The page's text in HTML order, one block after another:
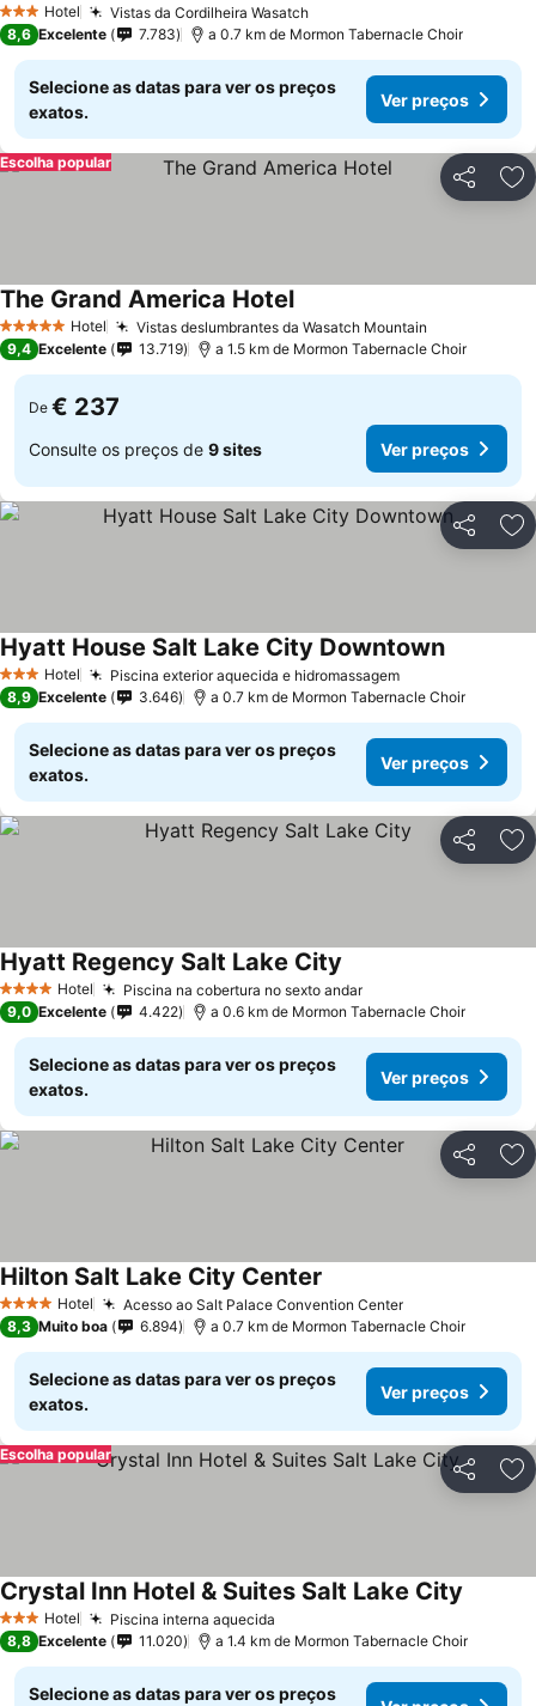
3 EstrelasHotel Vistas da Cordilheira Wasatch
8,6 Excelente 7.783 a 0.7 km de Mormon Tabernacle Choir
Selecione as datas para ver os preços
exatos.
Ver preços
Partilhar
Escolha popular
5 Estrelas Hotel Vistas deslumbrantes da Wasatch Mountain
The Grand America Hotel
9,4 Excelente 13.719 a 1.5 km de Mormon Tabernacle Choir
De € 237
Consulte os preços de 9 sites Ver preços
Partilhar
3 EstrelasHotel Piscina exterior aquecida e hidromassagem
Hyatt House Salt Lake City Downtown
8,9 Excelente 3.646 a 0.7 km de Mormon Tabernacle Choir
Selecione as datas para ver os preços
exatos.
Ver preços
Partilhar
4 EstrelasHotel Piscina na cobertura no sexto andar
Hyatt Regency Salt Lake City
9,0 Excelente 4.422 a 0.6 km de Mormon Tabernacle Choir
Selecione as datas para ver os preços
exatos.
Ver preços
Partilhar
4 EstrelasHotel Acesso ao Salt Palace Convention Center
Hilton Salt Lake City Center
8,3 Muito boa 6.894 a 0.7 km de Mormon Tabernacle Choir
Selecione as datas para ver os preços
exatos.
Ver preços
Partilhar
Escolha popular
3 EstrelasHotel Piscina interna aquecida
Crystal Inn Hotel & Suites Salt Lake City
8,8 Excelente 11.020 a 1.4 km de Mormon Tabernacle Choir
Selecione as datas para ver os preços